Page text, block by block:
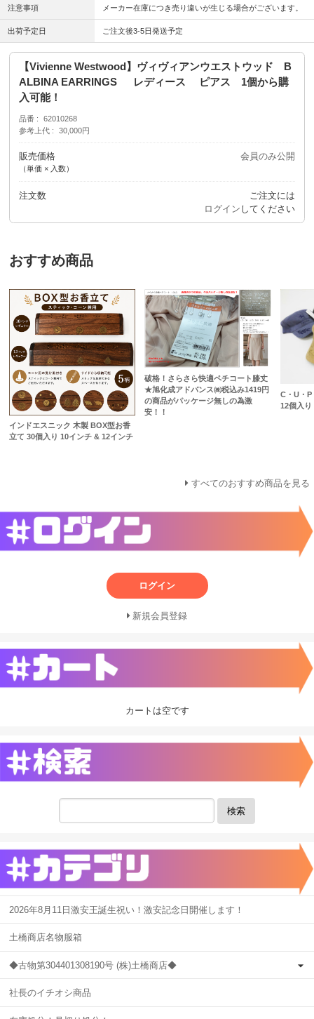
注意事項 メーカー在庫につき売り違いが生じる場合がございます。
出荷予定日 ご注文後3-5日発送予定
【Vivienne Westwood】ヴィヴィアンウエストウッド B
ALBINA EARRINGS レディース ピアス 1個から購
入可能！
品番
62010268
参考上代
30,000円
販売価格
（単価 × 入数）
会員のみ公開
注文数
ご注文には
ログイン してください
おすすめ商品
インドエスニック 木製 BOX型お香
立て 30個入り 10インチ & 12インチ
破格！さらさら快適ペチコート膝丈
★旭化成アドバンス㈱税込み1419円
の商品がパッケージ無しの為激
安！！
C・U・
12個入り
すべてのおすすめ商品を見る
ログイン
新規会員登録
カートは空です
検索
2026年8月11日激安王誕生祝い！激安記念日開催します！
土橋商店名物服箱
◆古物第304401308190号 (株)土橋商店◆
社長のイチオシ商品